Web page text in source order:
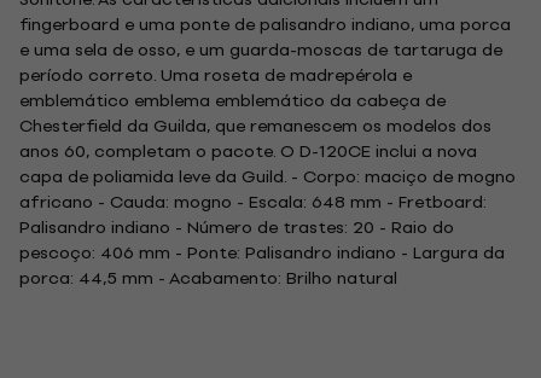
fingerboard e uma ponte de palisandro indiano, uma porca
e uma sela de osso, e um guarda-moscas de tartaruga de
período correto. Uma roseta de madrepérola e
emblemático emblema emblemático da cabeça de
Chesterfield da Guilda, que remanescem os modelos dos
anos 60, completam o pacote. O D-120CE inclui a nova
capa de poliamida leve da Guild. - Corpo: maciço de mogno
africano - Cauda: mogno - Escala: 648 mm - Fretboard:
Palisandro indiano - Número de trastes: 20 - Raio do
pescoço: 406 mm - Ponte: Palisandro indiano - Largura da
porca: 44,5 mm - Acabamento: Brilho natural